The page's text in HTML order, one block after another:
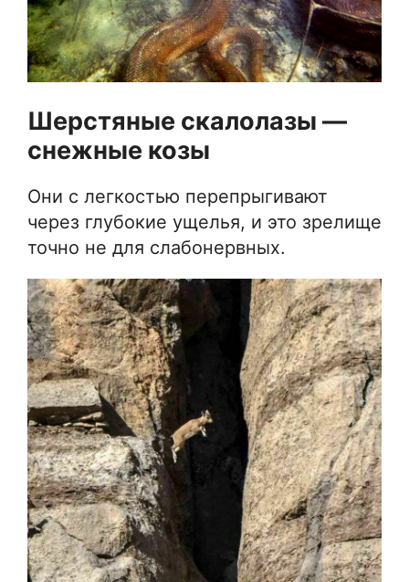
Шерстяные скалолазы —
снежные козы
Они с легкостью перепрыгивают
через глубокие ущелья, и это зрелище
точно не для слабонервных.